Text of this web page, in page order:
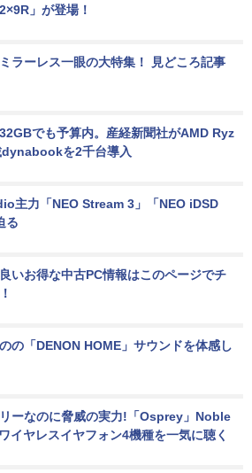
」が登場！
ラーレス一眼の大特集！ 見どころ記事
でも予算内。産経新聞社がAMD Ryz
を2千台導入
主力「NEO Stream 3」「NEO iDSD
る
いお得な中古PC情報はこのページでチ
の「DENON HOME」サウンドを体感し
ーなのに脅威の実力!「Osprey」Noble
イヤレスイヤフォン4機種を一気に聴く